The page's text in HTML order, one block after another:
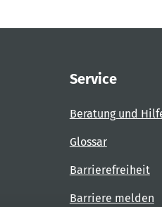
Service
Beratung und
Glossar
Barrierefreiheit
Barriere melden